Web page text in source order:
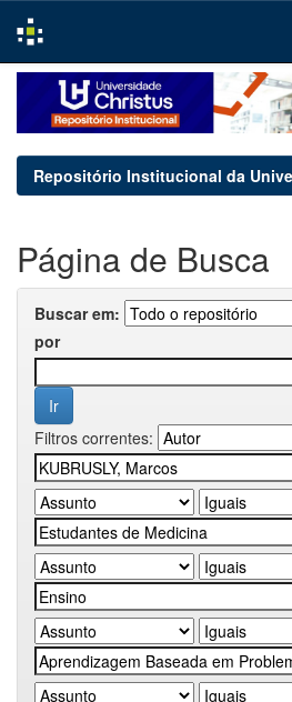
navigation
Repositório Institucional da
Página de Busca
Buscar em:
por
Filtros correntes: